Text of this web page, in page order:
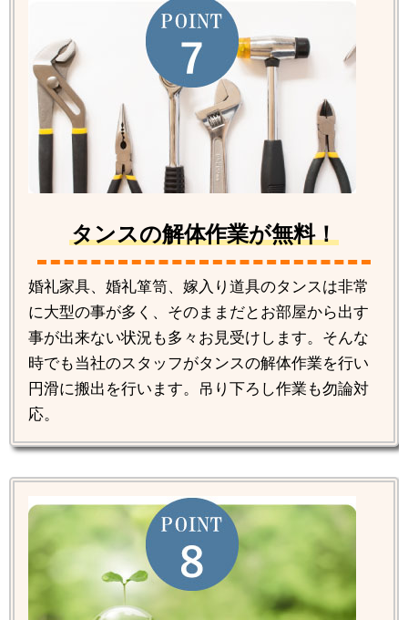
タンスの解体作業が無料！
婚礼家具、婚礼箪笥、嫁入り道具のタンスは非常
に大型の事が多く、そのままだとお部屋から出す
事が出来ない状況も多々お見受けします。そんな
時でも当社のスタッフがタンスの解体作業を行い
円滑に搬出を行います。吊り下ろし作業も勿論対
応。